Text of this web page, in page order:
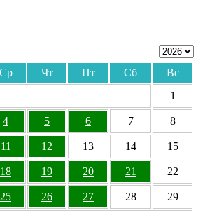
Ср Чт Пт Сб
Вс
1
4 5 6 7 8
11 12 13 14 15
18 19 20 21 22
25 26 27 28 29